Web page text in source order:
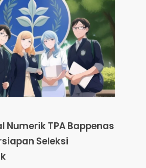
Numerik TPA Bappenas
Seleksi